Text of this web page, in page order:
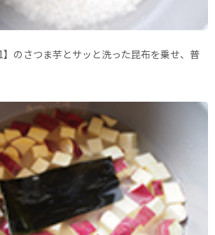
のさつま芋とサッと洗った昆布を乗せ、普